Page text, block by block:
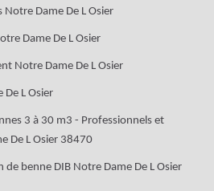
Dame De L Osier
Dame De L Osier
Notre Dame De L Osier
De L Osier
3 à 30 m3 - Professionnels et
De L Osier 38470
benne DIB Notre Dame De L Osier